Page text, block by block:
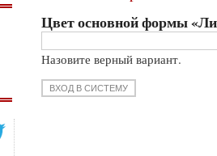
Цвет основной формы
Назовите верный вариант.